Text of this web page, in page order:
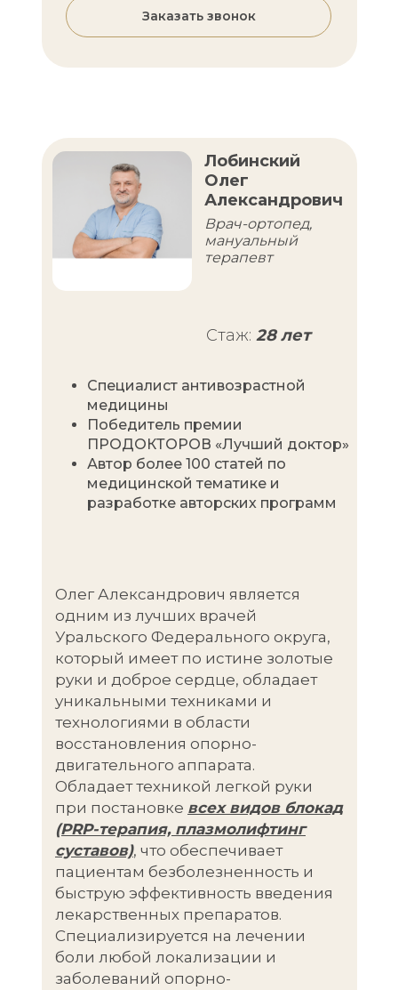
Заказать звонок
Лобинский
Олег
Александрович
Стаж: 28 лет
Врач-ортопед,
мануальный
терапевт
Специалист антивозрастной
медицины
Победитель премии
ПРОДОКТОРОВ «Лучший доктор»
Автор более 100 статей по
медицинской тематике и
разработке авторских программ
Олег Александрович является
одним из лучших врачей
Уральского Федерального округа,
который имеет по истине золотые
руки и доброе сердце, обладает
уникальными техниками и
технологиями в области
восстановления опорно-
двигательного аппарата.
Обладает техникой легкой руки
при постановке всех видов блокад
(PRP-терапия, плазмолифтинг
суставов), что обеспечивает
пациентам безболезненность и
быструю эффективность введения
лекарственных препаратов.
Специализируется на лечении
боли любой локализации и
заболеваний опорно-